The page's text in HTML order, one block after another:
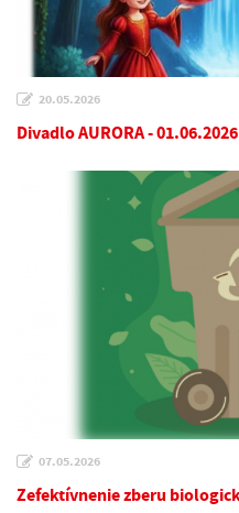
20.05.2026
Divadlo AURORA - 01.06.2026
07.05.2026
Zefektívnenie zberu